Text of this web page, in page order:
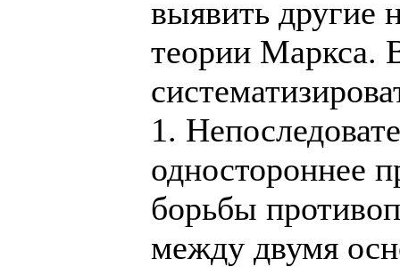
выявить другие
теории Маркса.
1.
одностороннее
борьбы
между двумя